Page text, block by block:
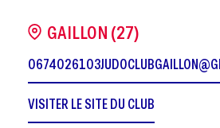
GAILLON (27)
0674026103
VISITER LE SITE DU CLUB